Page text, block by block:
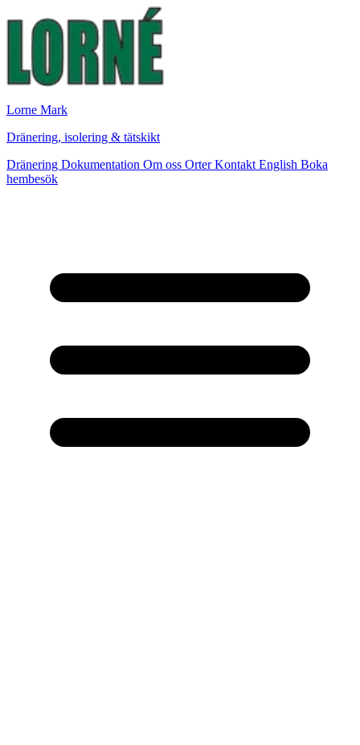
Lorne Mark
Dränering, isolering & tätskikt
Dränering Dokumentation Om oss OrterKontakt English Boka
hembesök